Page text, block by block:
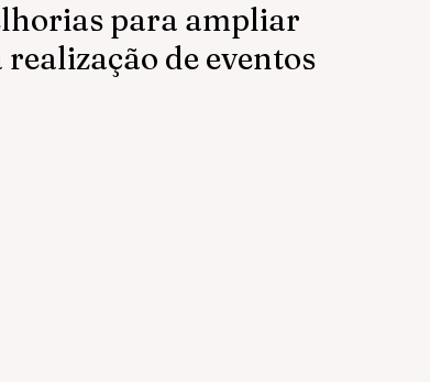
para ampliar
de eventos